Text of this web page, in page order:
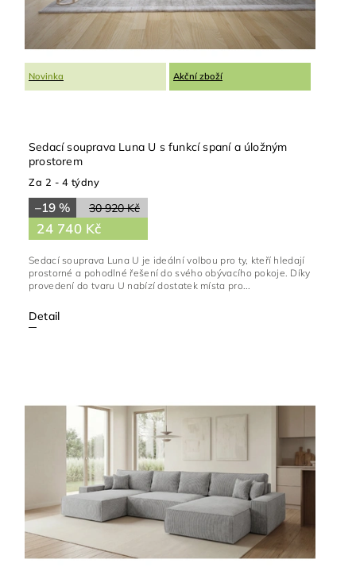
Novinka Akční zboží
Sedací souprava Luna U s funkcí spaní a úložným
prostorem
Za 2 - 4 týdny
30 920 Kč
–19 %
24 740 Kč
Detail
Sedací souprava Luna U je ideální volbou pro ty, kteří hledají
prostorné a pohodlné řešení do svého obývacího pokoje. Díky
provedení do tvaru U nabízí dostatek místa pro...